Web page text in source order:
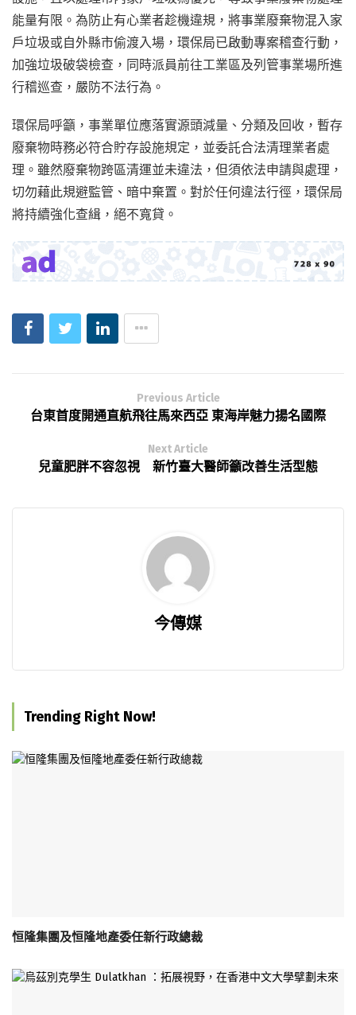
能量有限。為防止有心業者趁機違規，將事業廢棄物混入家
戶垃圾或自外縣市偷渡入場，環保局已啟動專案稽查行動，
加強垃圾破袋檢查，同時派員前往工業區及列管事業場所進
行稽巡查，嚴防不法行為。
環保局呼籲，事業單位應落實源頭減量、分類及回收，暫存
廢棄物時務必符合貯存設施規定，並委託合法清理業者處
理。雖然廢棄物跨區清運並未違法，但須依法申請與處理，
切勿藉此規避監管、暗中棄置。對於任何違法行徑，環保局
將持續強化查緝，絕不寬貸。
Previous Article
台東首度開通直航飛往馬來西亞 東海岸魅力揚名國際
Next Article
兒童肥胖不容忽視 新竹臺大醫師籲改善生活型態
今傳媒
Trending Right Now!
恒隆集團及恒隆地產委任新行政總裁